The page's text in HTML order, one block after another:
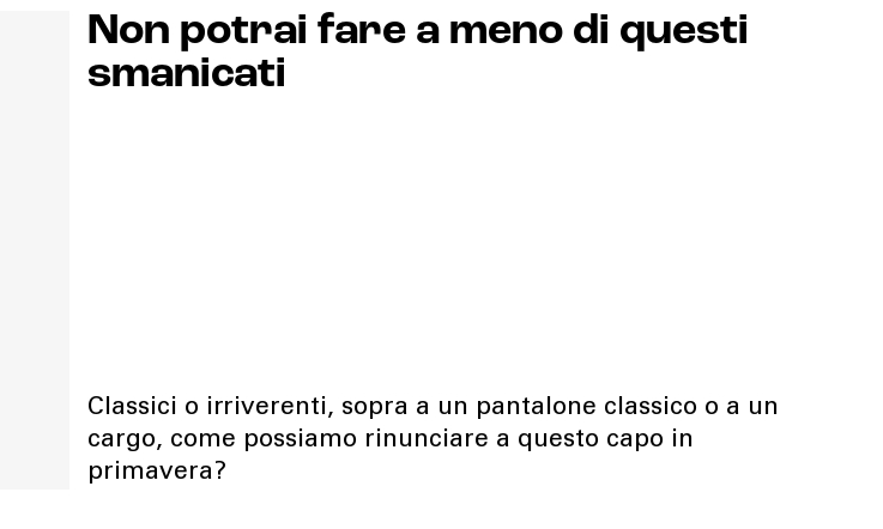
Non potrai fare a meno di questi
smanicati
Classici o irriverenti, sopra a un pantalone classico o a un
cargo, come possiamo rinunciare a questo capo in
primavera?